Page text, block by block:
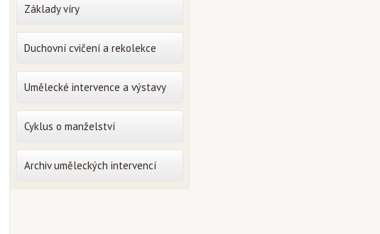
Základy víry
Duchovní cvičení a rekolekce
Umělecké intervence a výstavy
Cyklus o manželství
Archiv uměleckých intervencí